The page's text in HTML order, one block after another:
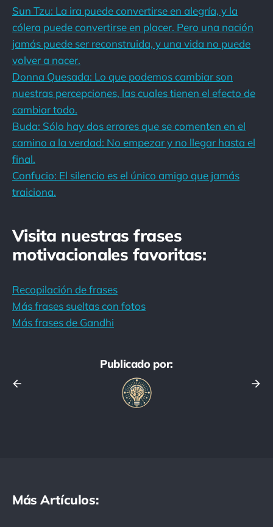
Sun Tzu: La ira puede convertirse en alegría, y la
cólera puede convertirse en placer. Pero una nación
jamás puede ser reconstruida, y una vida no puede
volver a nacer.
Donna Quesada: Lo que podemos cambiar son
nuestras percepciones, las cuales tienen el efecto de
cambiar todo.
Buda: Sólo hay dos errores que se comenten en el
camino a la verdad: No empezar y no llegar hasta el
final.
Confucio: El silencio es el único amigo que jamás
traiciona.
Visita nuestras frases
motivacionales favoritas:
Recopilación de frases
Más frases sueltas con fotos
Más frases de Gandhi
Publicado por:
Más Artículos: